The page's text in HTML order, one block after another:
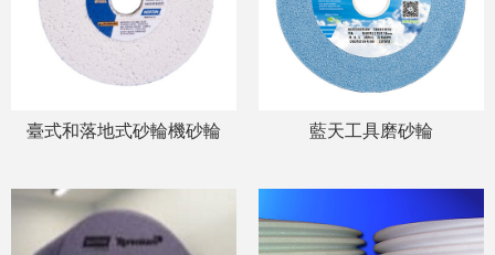
臺式和落地式砂輪機砂輪 藍天工具磨砂輪